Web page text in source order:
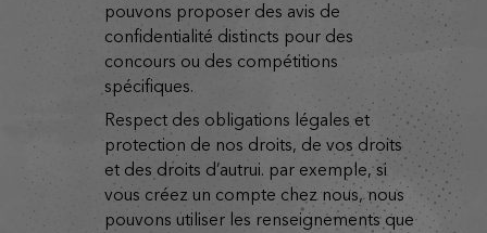
pouvons proposer des avis de
confidentialité distincts pour des
concours ou des compétitions
spécifiques.
respect des obligations légales et
protection de nos droits, de vos droits
et des droits d’autrui. par exemple, si
vous créez un compte chez nous, nous
pouvons utiliser les renseignements que